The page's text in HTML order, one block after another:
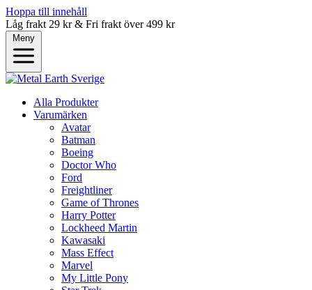
Hoppa till innehåll
Låg frakt 29 kr & Fri frakt över 499 kr
Meny
Alla Produkter
Varumärken
Avatar
Batman
Boeing
Doctor Who
Ford
Freightliner
Game of Thrones
Harry Potter
Lockheed Martin
Kawasaki
Mass Effect
Marvel
My Little Pony